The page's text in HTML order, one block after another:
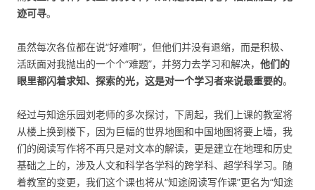
迹可寻。
虽然每次各位都在说“好难啊”，但他们并没有退缩，而是积极、
活跃面对我抛出的一个个“难题”，并努力去学习和解决， 他们的
眼里都闪着求知、探索的光，这是对一个学习者来说最重要的。
经过与知途乐园刘老师的多次探讨，下周起，我们上课的教室将
从楼上换到楼下，因为巨幅的世界地图和中国地图将要上墙，我
们的阅读写作将不再只是对文本的解读，更是建立在地理和历史
基础之上的，涉及人文和科学各学科的跨学科、超学科学习。随
着教室的变更，我们这个课也将从“知途阅读写作课”更名为“知途